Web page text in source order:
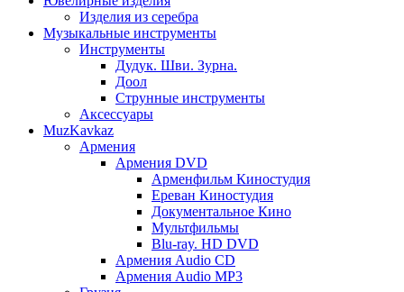
Изделия из серебра
Музыкальные инструменты
Инструменты
Дудук. Шви. Зурна.
Доол
Струнные инструменты
Аксессуары
MuzKavkaz
Армения
Армения DVD
Арменфильм Киностудия
Ереван Киностудия
Документальное Кино
Мультфильмы
Blu-ray. HD DVD
Армения Audio CD
Армения Audio MP3